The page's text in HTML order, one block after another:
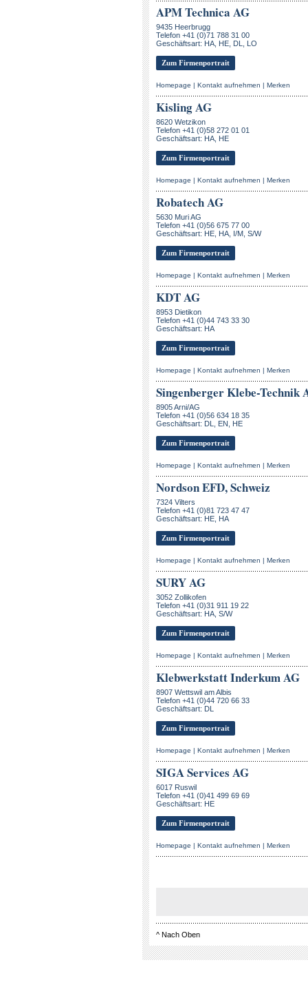
APM Technica AG
9435 Heerbrugg
Telefon +41 (0)71 788 31 00
Geschäftsart: HA, HE, DL, LO
Zum Firmenportrait
Homepage | Kontakt aufnehmen | Merken
Kisling AG
8620 Wetzikon
Telefon +41 (0)58 272 01 01
Geschäftsart: HA, HE
Zum Firmenportrait
Homepage | Kontakt aufnehmen | Merken
Robatech AG
5630 Muri AG
Telefon +41 (0)56 675 77 00
Geschäftsart: HE, HA, I/M, S/W
Zum Firmenportrait
Homepage | Kontakt aufnehmen | Merken
KDT AG
8953 Dietikon
Telefon +41 (0)44 743 33 30
Geschäftsart: HA
Zum Firmenportrait
Homepage | Kontakt aufnehmen | Merken
Singenberger Klebe-Technik
8905 Arni/AG
Telefon +41 (0)56 634 18 35
Geschäftsart: DL, EN, HE
Zum Firmenportrait
Homepage | Kontakt aufnehmen | Merken
Nordson EFD, Schweiz
7324 Vilters
Telefon +41 (0)81 723 47 47
Geschäftsart: HE, HA
Zum Firmenportrait
Homepage | Kontakt aufnehmen | Merken
SURY AG
3052 Zollikofen
Telefon +41 (0)31 911 19 22
Geschäftsart: HA, S/W
Zum Firmenportrait
Homepage | Kontakt aufnehmen | Merken
Klebwerkstatt Inderkum AG
8907 Wettswil am Albis
Telefon +41 (0)44 720 66 33
Geschäftsart: DL
Zum Firmenportrait
Homepage | Kontakt aufnehmen | Merken
SIGA Services AG
6017 Ruswil
Telefon +41 (0)41 499 69 69
Geschäftsart: HE
Zum Firmenportrait
Homepage | Kontakt aufnehmen | Merken
^ Nach Oben